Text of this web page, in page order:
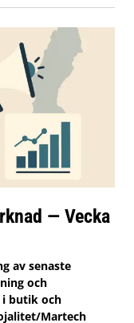
— Vecka
av senaste
och
i butik och
Martech